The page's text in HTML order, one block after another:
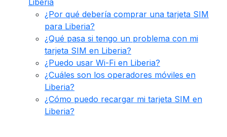
Liberia
¿Por qué debería comprar una tarjeta SIM
para Liberia?
¿Qué pasa si tengo un problema con mi
tarjeta SIM en Liberia?
¿Puedo usar Wi-Fi en Liberia?
¿Cuáles son los operadores móviles en
Liberia?
¿Cómo puedo recargar mi tarjeta SIM en
Liberia?